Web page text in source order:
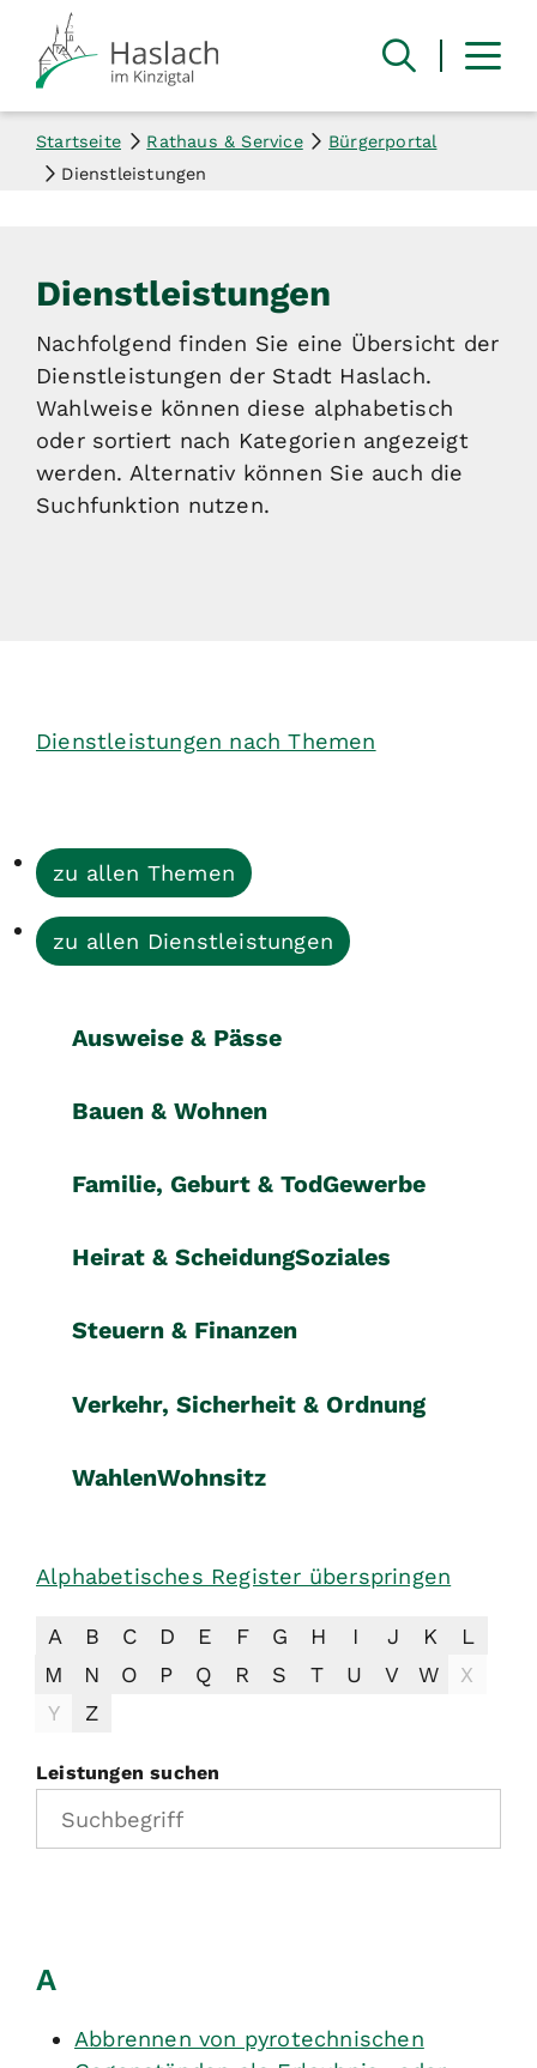
Startseite Rathaus & Service
Bürgerportal
Dienstleistungen
Dienstleistungen
Nachfolgend finden Sie eine Übersicht der
Dienstleistungen der Stadt Haslach.
Wahlweise können diese alphabetisch
oder sortiert nach Kategorien angezeigt
werden. Alternativ können Sie auch die
Suchfunktion nutzen.
zu allen Themen
zu allen Dienstleistungen
Dienstleistungen nach Themen
Ausweise & Pässe
Bauen & Wohnen
Familie, Geburt & TodGewerbe
Heirat & ScheidungSoziales
Steuern & Finanzen
Verkehr, Sicherheit & Ordnung
WahlenWohnsitz
Alphabetisches Register überspringen
A B C D E F G H I J K
L
M
N O P Q R S T U V W
X
Y
Z
Leistungen suchen
A
Abbrennen von pyrotechnischen